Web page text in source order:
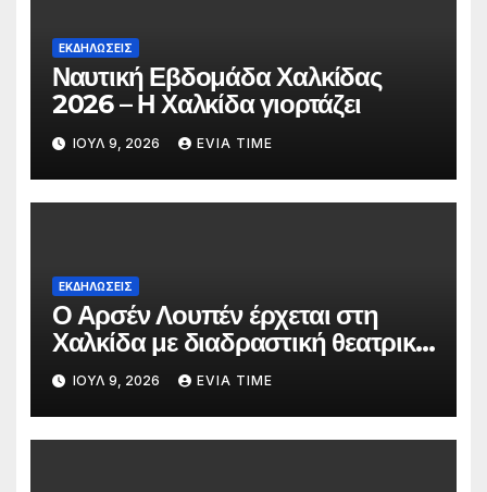
ΕΚΔΗΛΩΣΕΙΣ
Ναυτική Εβδομάδα Χαλκίδας
2026 – Η Χαλκίδα γιορτάζει
ΙΟΎΛ 9, 2026 EVIA TIME
ΕΚΔΗΛΩΣΕΙΣ
Ο Αρσέν Λουπέν έρχεται στη
Χαλκίδα με διαδραστική θεατρική
παράσταση
ΙΟΎΛ 9, 2026 EVIA TIME